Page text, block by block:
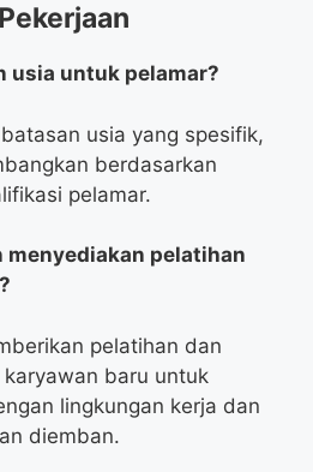
usia untuk pelamar?
usia yang spesifik,
berdasarkan
pelamar.
menyediakan pelatihan
pelatihan dan
baru untuk
lingkungan kerja dan
diemban.